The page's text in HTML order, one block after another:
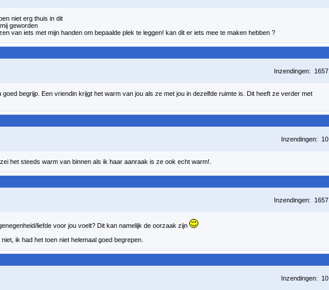
niet erg thuis in dit
geworden
van iets met mijn handen om bepaalde plek te leggen! kan dit er iets mee te maken hebben ?
Inzendingen: 1657
begrijp. Een vriendin krijgt het warm van jou als ze met jou in dezelfde ruimte is. Dit heeft ze verder met
Inzendingen: 10
het steeds warm van binnen als ik haar aanraak is ze ook echt warm!.
Inzendingen: 1657
liefde voor jou voelt? Dit kan namelijk de oorzaak zijn
ik had het toen niet helemaal goed begrepen.
Inzendingen: 10